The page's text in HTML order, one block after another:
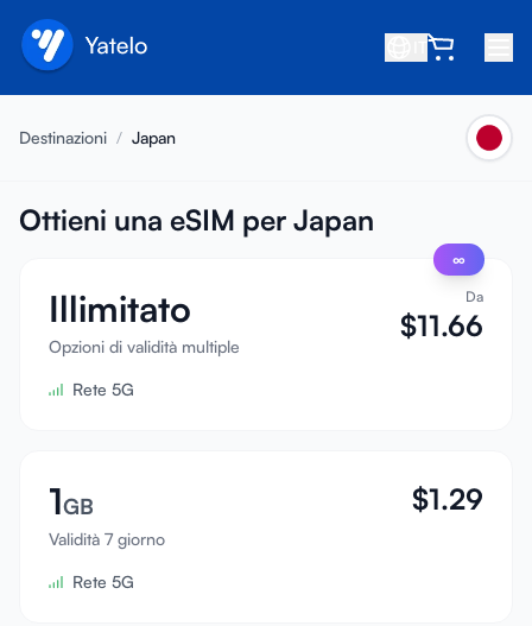
Chi siamo
Invita un amico
Diventa affiliato
Centro assistenza
Compatibilità dispositivi
Accedi
Destinazioni / Japan
Ottieni una eSIM per Japan
∞
Illimitato
Opzioni di validità multiple
Da
$11.66
Rete 5G
1GB
Validità 7 giorno
$1.29
Rete 5G